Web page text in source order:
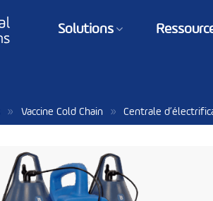
Solutions
» Vaccine Cold Chain » Centrale